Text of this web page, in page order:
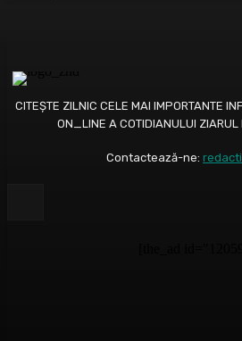
CITEȘTE ZILNIC CELE MAI IMPORTANTE
ON_LINE A COTIDIANULUI ZIARUL
Contactează-ne: